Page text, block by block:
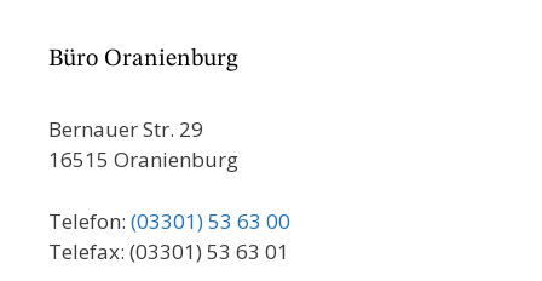
Büro Oranienburg
Bernauer Str. 29
16515 Oranienburg
Telefon: (03301) 53 63 00
Telefax: (03301) 53 63 01